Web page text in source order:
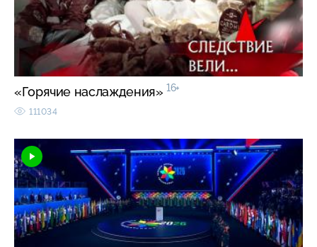
«Горячие наслаждения» 16+
111034